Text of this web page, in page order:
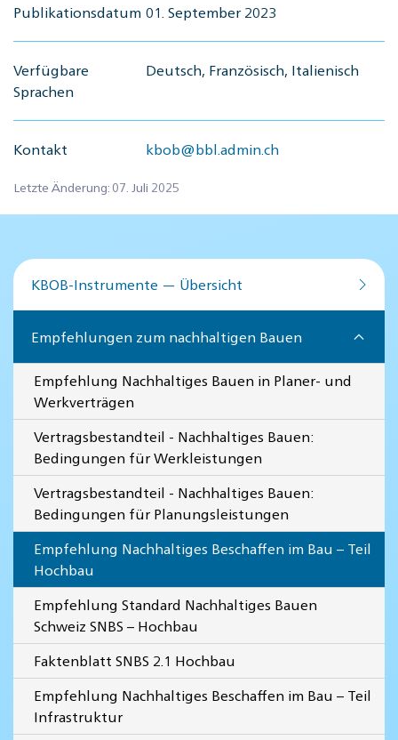
Publikationsdatum 01. September 2023
Verfügbare
Sprachen
Deutsch, Französisch, Italienisch
Kontakt kbob@bbl.admin.ch
Letzte Änderung: 07. Juli 2025
KBOB-Instrumente — Übersicht
Empfehlungen zum nachhaltigen Bauen
Empfehlung Nachhaltiges Bauen in Planer- und
Werkverträgen
Vertragsbestandteil - Nachhaltiges Bauen:
Bedingungen für Werkleistungen
Vertragsbestandteil - Nachhaltiges Bauen:
Bedingungen für Planungsleistungen
Empfehlung Nachhaltiges Beschaffen im Bau – Teil
Hochbau
Empfehlung Standard Nachhaltiges Bauen
Schweiz SNBS – Hochbau
Faktenblatt SNBS 2.1 Hochbau
Empfehlung Nachhaltiges Beschaffen im Bau – Teil
Infrastruktur